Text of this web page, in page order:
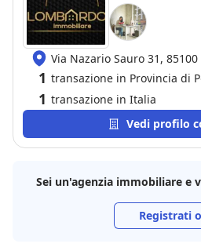
Via Nazario Sauro 31, 85100
1 transazione in Provincia di
1 transazione in Italia
Vedi profilo
Sei un'agenzia immobiliare e
Registrati